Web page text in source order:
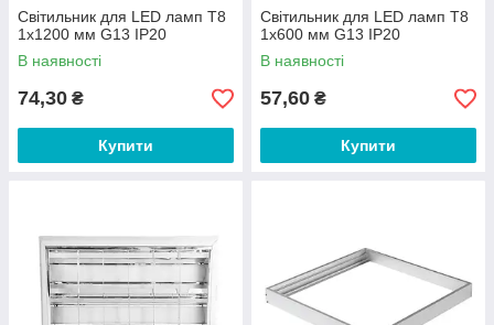
Світильник для LED ламп Т8
1x1200 мм G13 IP20
В наявності
74,30 ₴
Купити
Світильник для LED ламп Т8
1x600 мм G13 IP20
В наявності
57,60 ₴
Купити